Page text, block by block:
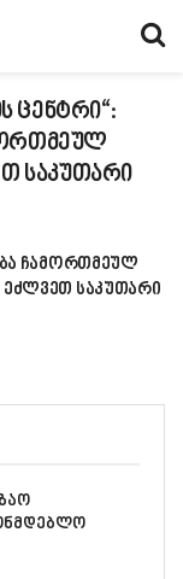
ცენტრი“:
საკუთარი
ჩამორთმეულ
საკუთარი